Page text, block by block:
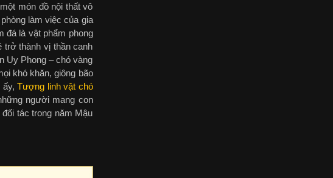
món đồ nội thất vô
làm việc của gia
đá là vật phẩm phong
trở thành vị thần canh
Uy Phong – chó vàng
khó khăn, giông bão
ấy,Tượng linh vật chó
người mang con
tác trong năm Mậu